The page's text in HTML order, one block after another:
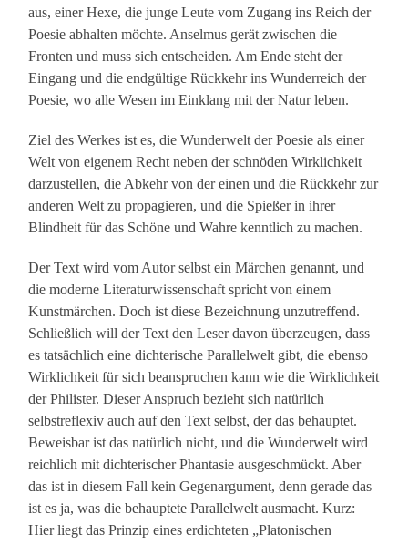
aus, einer Hexe, die junge Leute vom Zugang ins Reich der
Poesie abhalten möchte. Anselmus gerät zwischen die
Fronten und muss sich entscheiden. Am Ende steht der
Eingang und die endgültige Rückkehr ins Wunderreich der
Poesie, wo alle Wesen im Einklang mit der Natur leben.
Ziel des Werkes ist es, die Wunderwelt der Poesie als einer
Welt von eigenem Recht neben der schnöden Wirklichkeit
darzustellen, die Abkehr von der einen und die Rückkehr zur
anderen Welt zu propagieren, und die Spießer in ihrer
Blindheit für das Schöne und Wahre kenntlich zu machen.
Der Text wird vom Autor selbst ein Märchen genannt, und
die moderne Literaturwissenschaft spricht von einem
Kunstmärchen. Doch ist diese Bezeichnung unzutreffend.
Schließlich will der Text den Leser davon überzeugen, dass
es tatsächlich eine dichterische Parallelwelt gibt, die ebenso
Wirklichkeit für sich beanspruchen kann wie die Wirklichkeit
der Philister. Dieser Anspruch bezieht sich natürlich
selbstreflexiv auch auf den Text selbst, der das behauptet.
Beweisbar ist das natürlich nicht, und die Wunderwelt wird
reichlich mit dichterischer Phantasie ausgeschmückt. Aber
das ist in diesem Fall kein Gegenargument, denn gerade das
ist es ja, was die behauptete Parallelwelt ausmacht. Kurz:
Hier liegt das Prinzip eines erdichteten „Platonischen